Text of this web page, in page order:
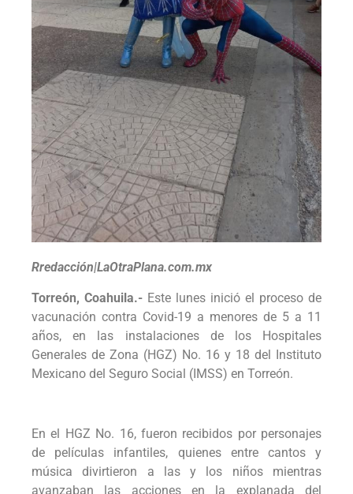
Rredacción|LaOtraPlana.com.mx
Torreón, Coahuila.- Este lunes inició el proceso de
vacunación contra Covid-19 a menores de 5 a 11
años, en las instalaciones de los Hospitales
Generales de Zona (HGZ) No. 16 y 18 del Instituto
Mexicano del Seguro Social (IMSS) en Torreón.
En el HGZ No. 16, fueron recibidos por personajes
de películas infantiles, quienes entre cantos y
música divirtieron a las y los niños mientras
avanzaban las acciones en la explanada del